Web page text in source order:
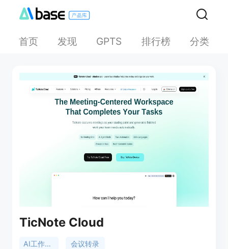
首页 发现 GPTS 排行榜 分类
TicNote Cloud
AI工作空间 会议转录